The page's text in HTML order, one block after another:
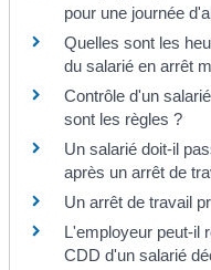
pour une journée
Quelles sont les
du salarié en arrêt
Contrôle d'un
sont les règles ?
Un salarié doit-il
après un arrêt de
Un arrêt de travail
L'employeur peut-il
CDD d'un salarié